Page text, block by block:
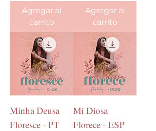
Agregar al
carrito
Agregar al
carrito
Minha Deusa
Floresce - PT
Mi Diosa
Florece - ESP